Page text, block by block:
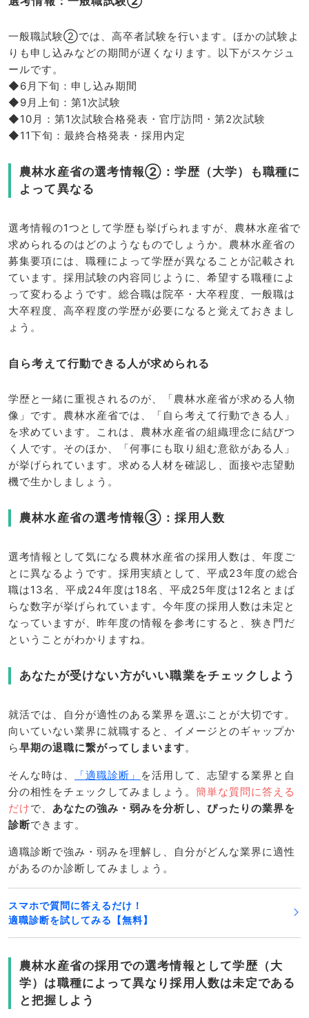
一般職試験②では、高卒者試験を行います。ほかの試験よ
りも申し込みなどの期間が遅くなります。以下がスケジュ
ールです。
◆6月下旬：申し込み期間
◆9月上旬：第1次試験
◆10月：第1次試験合格発表・官庁訪問・第2次試験
◆11下旬：最終合格発表・採用内定
農林水産省の選考情報②：学歴（大学）も職種に
よって異なる
選考情報の1つとして学歴も挙げられますが、農林水産省で
求められるのはどのようなものでしょうか。農林水産省の
募集要項には、職種によって学歴が異なることが記載され
ています。採用試験の内容同じように、希望する職種によ
って変わるようです。総合職は院卒・大卒程度、一般職は
大卒程度、高卒程度の学歴が必要になると覚えておきまし
ょう。
自ら考えて行動できる人が求められる
学歴と一緒に重視されるのが、「農林水産省が求める人物
像」です。農林水産省では、「自ら考えて行動できる人」
を求めています。これは、農林水産省の組織理念に結びつ
く人です。そのほか、「何事にも取り組む意欲がある人」
が挙げられています。求める人材を確認し、面接や志望動
機で生かしましょう。
農林水産省の選考情報③：採用人数
選考情報として気になる農林水産省の採用人数は、年度ご
とに異なるようです。採用実績として、平成23年度の総合
職は13名、平成24年度は18名、平成25年度は12名とまば
らな数字が挙げられています。今年度の採用人数は未定と
なっていますが、昨年度の情報を参考にすると、狭き門だ
ということがわかりますね。
あなたが受けない方がいい職業をチェックしよう
就活では、自分が適性のある業界を選ぶことが大切です。
向いていない業界に就職すると、イメージとのギャップか
ら早期の退職に繋がってしまいます。
そんな時は、 「適職診断」
を活用して、志望する業界と自
分の相性をチェックしてみましょう。 簡単な質問に答える
だけで、 あなたの強み・弱みを分析し、ぴったりの業界を
診断できます。
適職診断で強み・弱みを理解し、自分がどんな業界に適性
があるのか診断してみましょう。
スマホで質問に答えるだけ！
適職診断を試してみる【無料】
農林水産省の採用での選考情報として学歴（大
学）は職種によって異なり採用人数は未定である
と把握しよう